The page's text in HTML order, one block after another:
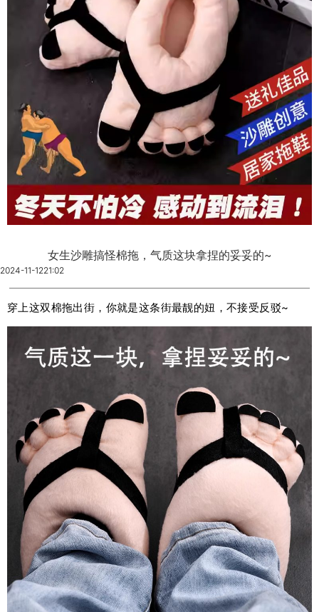
女生沙雕搞怪棉拖，气质这块拿捏的妥妥的~
2024-11-1221:02
穿上这双棉拖出街，你就是这条街最靓的妞，不接受反驳~